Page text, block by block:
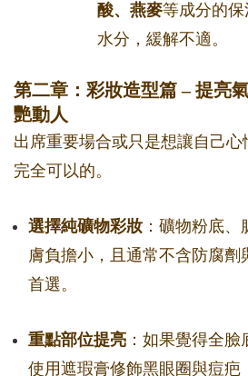
酸、燕麥等成分的
水分，緩解不適。
第二章：彩妝造型篇 – 提亮
艷動人
出席重要場合或只是想讓自己
完全可以的。
選擇純礦物彩妝 ：礦物粉底
膚負擔小，且通常不含防腐劑
首選。
重點部位提亮 ：如果覺得全
使用遮瑕膏修飾黑眼圈與痘疤